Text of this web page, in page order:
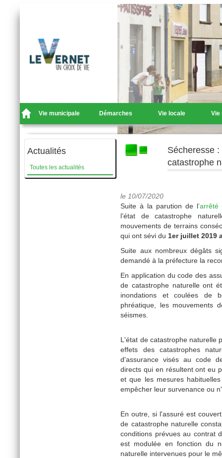
Vie municipale Démarches Vie locale Vie
Actualités
Toutes les actualités
Sécheresse :
catastrophe
le 10/07/2020
Suite à la parution de l'arrêté
l’état de catastrophe
mouvements de terrains
qui ont sévi du 1er juillet 2019
Suite aux nombreux dégâts
demandé à la préfecture la
En application du code des
de catastrophe naturelle ont
inondations et coulées de
phréatique, les mouvements
séismes.
L'état de catastrophe naturelle
effets des catastrophes
d'assurance visés au code
directs qui en résultent ont eu
et que les mesures
empêcher leur survenance ou
En outre, si l'assuré est
de catastrophe naturelle
conditions prévues au contrat
est modulée en fonction du
naturelle intervenues pour le